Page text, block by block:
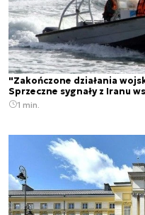
"Zakończone działania
Sprzeczne sygnały z Iranu
1 min.